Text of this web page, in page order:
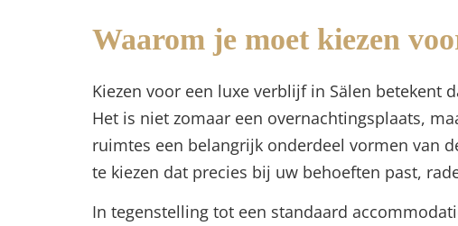
Waarom je moet kiezen
Kiezen voor een luxe verblijf in Sälen
Het is niet zomaar een overnachtingsplaats,
ruimtes een belangrijk onderdeel vormen van
te kiezen dat precies bij uw behoeften past,
In tegenstelling tot een standaard